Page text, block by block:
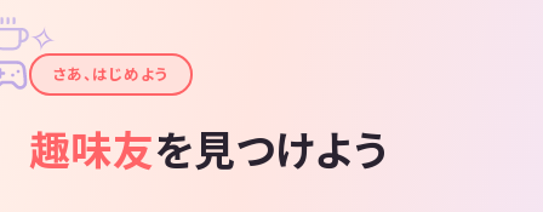
✦
✧
さあ、はじめよう
趣味友を見つけよう